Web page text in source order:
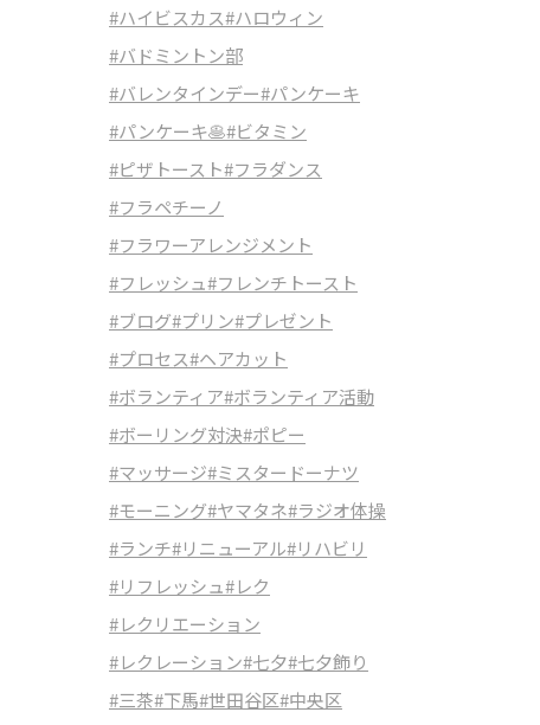
#ハイビスカス#ハロウィン
#バドミントン部
#バレンタインデー#パンケーキ
#パンケーキ🥞#ビタミン
#ピザトースト#フラダンス
#フラペチーノ
#フラワーアレンジメント
#フレッシュ#フレンチトースト
#ブログ#プリン#プレゼント
#プロセス#ヘアカット
#ボランティア#ボランティア活動
#ボーリング対決#ポピー
#マッサージ#ミスタードーナツ
#モーニング#ヤマタネ#ラジオ体操
#ランチ#リニューアル#リハビリ
#リフレッシュ#レク
#レクリエーション
#レクレーション#七夕#七夕飾り
#三茶#下馬#世田谷区#中央区